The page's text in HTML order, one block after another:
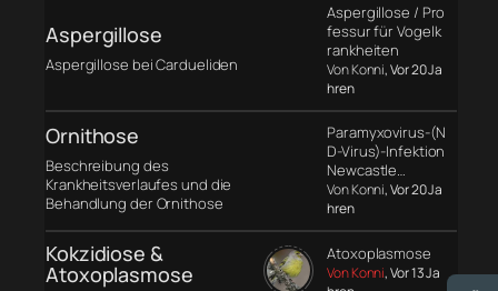
Aspergillose
Aspergillose bei Cardueliden
Aspergillose / Pro
fessur für Vogelk
rankheiten
Von Konni, Vor 20 Ja
hren
Ornithose
Beschreibung des
Krankheitsverlaufes und die
Behandlung der Ornithose
Paramyxovirus-(N
D-Virus)-Infektion
Newcastle…
Von Konni, Vor 20 Ja
hren
Kokzidiose &
Atoxoplasmose
Atoxoplasmose
Von Konni, Vor 13 Ja